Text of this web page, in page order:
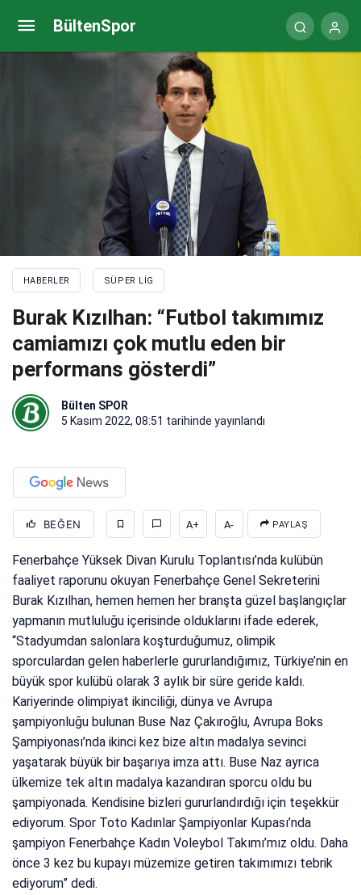
BültenSpor
HABERLER SÜPER LIG
Burak Kızılhan: “Futbol takımımız
camiamızı çok mutlu eden bir
performans gösterdi”
Bülten SPOR
5 Kasım 2022, 08:51 tarihinde yayınlandı
BEĞEN A+ A- PAYLAŞ
Fenerbahçe Yüksek Divan Kurulu Toplantısı’nda kulübün
faaliyet raporunu okuyan Fenerbahçe Genel Sekreterini
Burak Kızılhan, hemen hemen her branşta güzel başlangıçlar
yapmanın mutluluğu içerisinde olduklarını ifade ederek,
“Stadyumdan salonlara koşturduğumuz, olimpik
sporculardan gelen haberlerle gururlandığımız, Türkiye’nin en
büyük spor kulübü olarak 3 aylık bir süre geride kaldı.
Kariyerinde olimpiyat ikinciliği, dünya ve Avrupa
şampiyonluğu bulunan Buse Naz Çakıroğlu, Avrupa Boks
Şampiyonası’nda ikinci kez bize altın madalya sevinci
yaşatarak büyük bir başarıya imza attı. Buse Naz ayrıca
ülkemize tek altın madalya kazandıran sporcu oldu bu
şampiyonada. Kendisine bizleri gururlandırdığı için teşekkür
ediyorum. Spor Toto Kadınlar Şampiyonlar Kupası’nda
şampiyon Fenerbahçe Kadın Voleybol Takımı’mız oldu. Daha
önce 3 kez bu kupayı müzemize getiren takımımızı tebrik
ediyorum” dedi.
Galatasaray’da kongre iptal!